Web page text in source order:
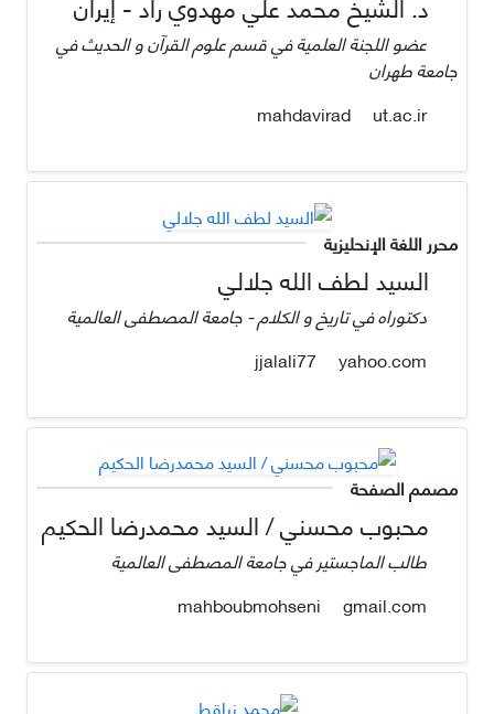
عضو اللجنة العلمية في قسم علوم القرآن و الحديث في
جامعة طهران
mahdavirad
ut.ac.ir
محرر اللغة الإنحليزية
السيد لطف الله جلالي
دكتوراه في تاريخ و الكلام - جامعة المصطفى العالمية
yahoo.com
مصمم الصفحة
محبوب محسني / السيد محمدرضا الحكيم
طالب الماجستير في جامعة المصطفى العالمية
gmail.com